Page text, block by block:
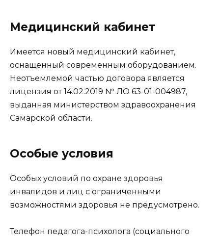
Медицинский кабинет
Имеется новый медицинский кабинет,
оснащенный современным оборудованием.
Неотъемлемой частью договора является
лицензия от 14.02.2019 № ЛО 63-01-004987,
выданная министерством здравоохранения
Самарской области.
Особые условия
Особых условий по охране здоровья
инвалидов и лиц с ограниченными
возможностями здоровья не предусмотрено.
Телефон педагога-психолога (социального